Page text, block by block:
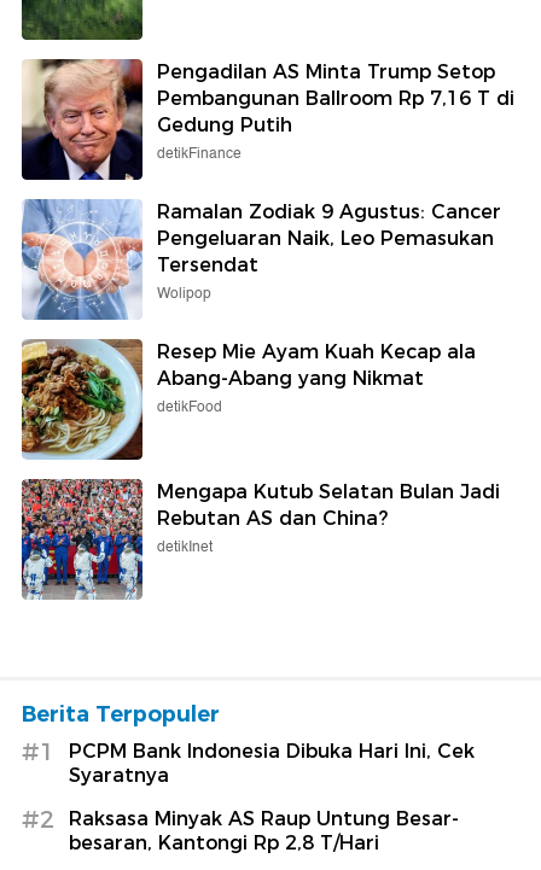
Pengadilan AS Minta Trump Setop
Pembangunan Ballroom Rp 7,16 T di
Gedung Putih
detikFinance
Ramalan Zodiak 9 Agustus: Cancer
Pengeluaran Naik, Leo Pemasukan
Tersendat
Wolipop
Resep Mie Ayam Kuah Kecap ala
Abang-Abang yang Nikmat
detikFood
Mengapa Kutub Selatan Bulan Jadi
Rebutan AS dan China?
detikInet
Berita Terpopuler
#1
PCPM Bank Indonesia Dibuka Hari Ini, Cek
Syaratnya
#2
Raksasa Minyak AS Raup Untung Besar-
besaran, Kantongi Rp 2,8 T/Hari